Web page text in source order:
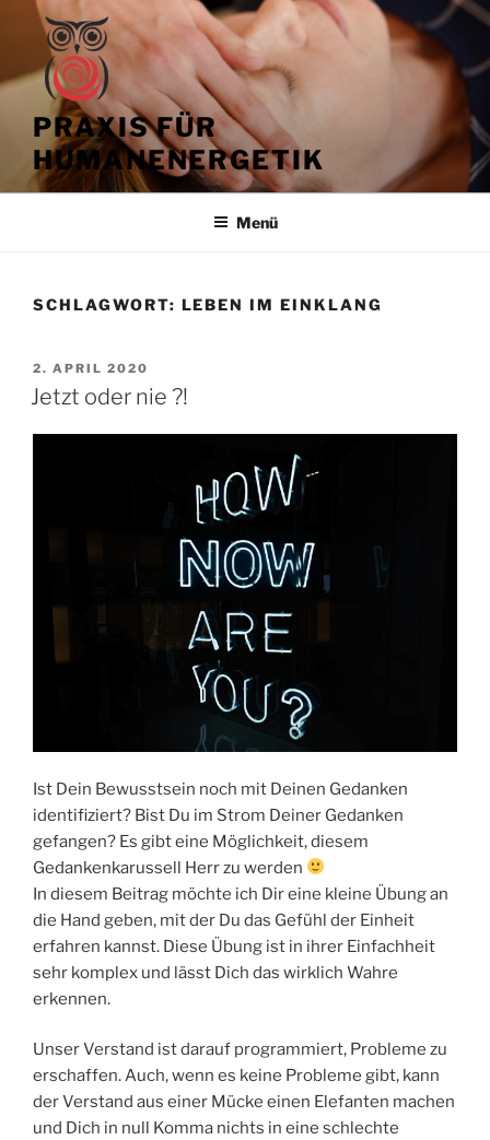
springen
PRAXIS FÜR
HUMANENERGETIK
Menü
SCHLAGWORT: LEBEN IM EINKLANG
VERÖFFENTLICHT
AM
2. APRIL 2020
Jetzt oder nie ?!
Ist Dein Bewusstsein noch mit Deinen Gedanken
identifiziert? Bist Du im Strom Deiner Gedanken
gefangen? Es gibt eine Möglichkeit, diesem
Gedankenkarussell Herr zu werden
In diesem Beitrag möchte ich Dir eine kleine Übung an
die Hand geben, mit der Du das Gefühl der Einheit
erfahren kannst. Diese Übung ist in ihrer Einfachheit
sehr komplex und lässt Dich das wirklich Wahre
erkennen.
Unser Verstand ist darauf programmiert, Probleme zu
erschaffen. Auch, wenn es keine Probleme gibt, kann
der Verstand aus einer Mücke einen Elefanten machen
und Dich in null Komma nichts in eine schlechte